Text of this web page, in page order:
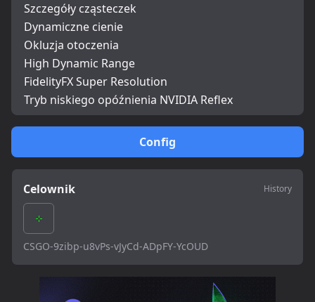
Config
Celownik History
CSGO-9zibp-u8vPs-vJyCd-ADpFY-YcOUD
Szczegóły cząsteczek
Dynamiczne cienie
Okluzja otoczenia
High Dynamic Range
FidelityFX Super Resolution
Tryb niskiego opóźnienia NVIDIA Reflex